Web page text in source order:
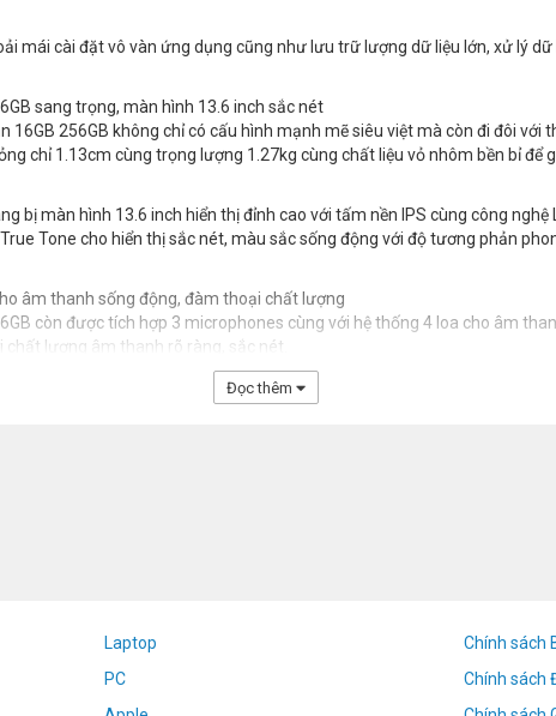
mái cài đặt vô vàn ứng dụng cũng như lưu trữ lượng dữ liệu lớn, xử lý
sang trọng, màn hình 13.6 inch sắc nét
16GB 256GB không chỉ có cấu hình mạnh mẽ siêu việt mà còn đi đôi với
chỉ 1.13cm cùng trọng lượng 1.27kg cùng chất liệu vỏ nhôm bền bỉ để
bị màn hình 13.6 inch hiển thị đỉnh cao với tấm nền IPS cùng công
Tone cho hiển thị sắc nét, màu sắc sống động với độ tương phản
âm thanh sống động, đàm thoại chất lượng
còn được tích hợp 3 microphones cùng với hệ thống 4 loa cho âm
lượng âm thanh rõ ràng, sắc nét.
Đọc thêm
Laptop
PC
Chính sách
Chính sách